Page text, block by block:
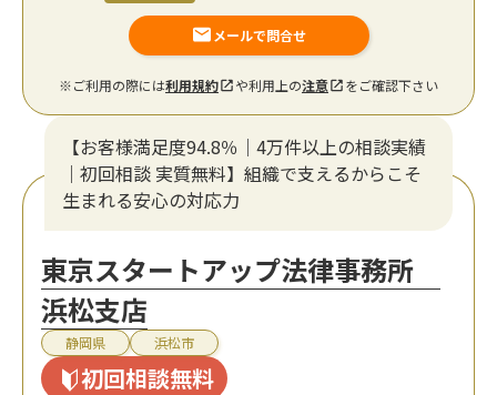
メールで問合せ
※ご利用の際には利用規約 や利用上の注意 をご確認下さい
【お客様満足度94.8％｜4万件以上の相談実績
｜初回相談 実質無料】組織で支えるからこそ
生まれる安心の対応力
東京スタートアップ法律事務所
浜松支店
静岡県 浜松市
初回相談無料